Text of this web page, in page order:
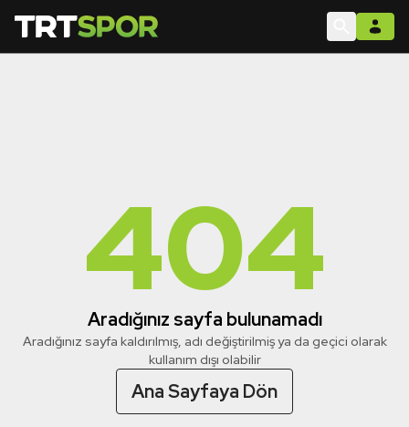
404
Aradığınız sayfa bulunamadı
Aradığınız sayfa kaldırılmış, adı değiştirilmiş ya da geçici olarak
kullanım dışı olabilir
Ana Sayfaya Dön